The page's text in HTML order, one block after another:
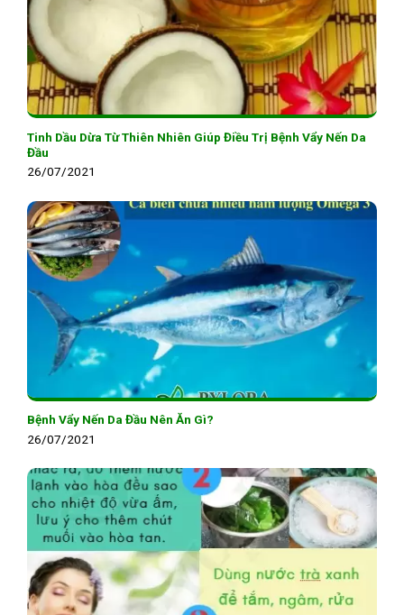
Tinh Dầu Dừa Từ Thiên Nhiên Giúp Điều Trị Bệnh Vẩy Nến Da
Đầu
26/07/2021
Bệnh Vẩy Nến Da Đầu Nên Ăn Gì?
26/07/2021